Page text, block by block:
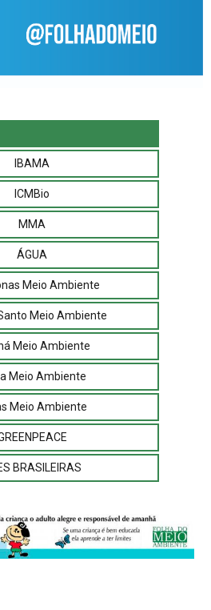
IBAMA
ICMBio
MMA
ÁGUA
Meio Ambiente
Meio Ambiente
Meio Ambiente
Meio Ambiente
Meio Ambiente
BRASILEIRAS